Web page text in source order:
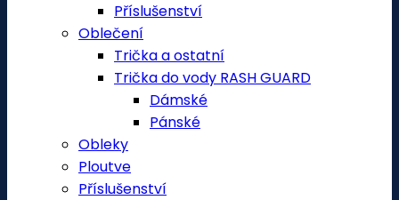
Příslušenství
Oblečení
Trička a ostatní
Trička do vody RASH GUARD
Dámské
Pánské
Obleky
Ploutve
Příslušenství